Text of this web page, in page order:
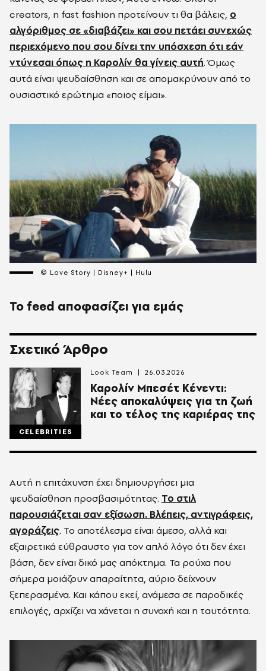
creators, η fast fashion προτείνουν τι θα βάλεις, ο
αλγόριθμος σε «διαβάζει» και σου πετάει συνεχώς
περιεχόμενο που σου δίνει την υπόσχεση ότι εάν
ντύνεσαι όπως η Καρολίν θα γίνεις αυτή. Όμως
αυτά είναι ψευδαίσθηση και σε απομακρύνουν από το
ουσιαστικό ερώτημα «ποιος είμαι».
© Love Story | Disney+ | Hulu
Το feed αποφασίζει για εμάς
Σχετικό Άρθρο
CELEBRITIES
Καρολίν Μπεσέτ Κένεντι:
Νέες αποκαλύψεις για τη ζωή
και το τέλος της καριέρας της
Look Team 26.03.2026
Αυτή η επιτάχυνση έχει δημιουργήσει μια
ψευδαίσθηση προσβασιμότητας. Το στιλ
παρουσιάζεται σαν εξίσωση. Βλέπεις, αντιγράφεις,
αγοράζεις. Το αποτέλεσμα είναι άμεσο, αλλά και
εξαιρετικά εύθραυστο για τον απλό λόγο ότι δεν έχει
βάση, δεν είναι δικό μας απόκτημα. Τα ρούχα που
σήμερα μοιάζουν απαραίτητα, αύριο δείχνουν
ξεπερασμένα. Και κάπου εκεί, ανάμεσα σε παροδικές
επιλογές, αρχίζει να χάνεται η συνοχή και η ταυτότητα.